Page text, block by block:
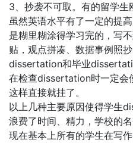
3、抄袭不可取。有的留学生
虽然英语水平有了一定的提
是糊里糊涂得学习完的，写
贴，观点拼凑、数据事例照
dissertation和毕业
在检查dissertation时一定会
这样直接就挂了。
以上几种主要原因使得学生
浪费了时间、精力，学校的
现在基本上所有的学生在写